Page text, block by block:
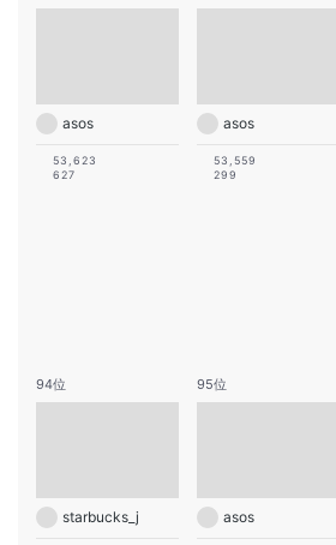
asos
53,623
627
asos
53,559
299
94位
starbucks_j
95位
asos